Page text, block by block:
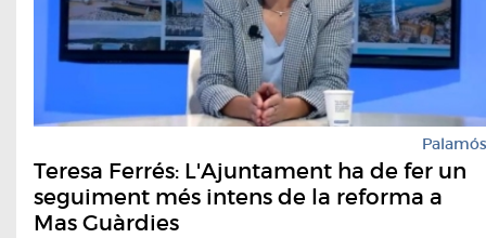
Palamós
Teresa Ferrés: L'Ajuntament ha de fer un
seguiment més intens de la reforma a
Mas Guàrdies